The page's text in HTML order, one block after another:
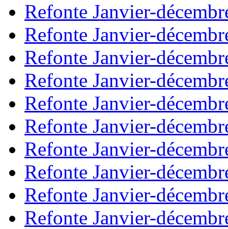
Refonte Janvier-
Refonte Janvier-
Refonte Janvier-
Refonte Janvier-
Refonte Janvier-
Refonte Janvier-
Refonte Janvier-
Refonte Janvier-
Refonte Janvier-
Refonte Janvier-